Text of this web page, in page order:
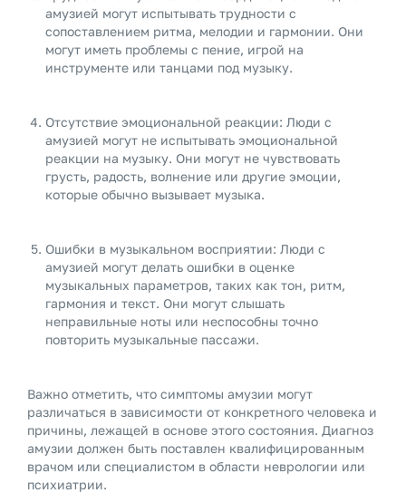
амузией могут испытывать трудности с
сопоставлением ритма, мелодии и гармонии. Они
могут иметь проблемы с пение, игрой на
инструменте или танцами под музыку.
Отсутствие эмоциональной реакции: Люди с
амузией могут не испытывать эмоциональной
реакции на музыку. Они могут не чувствовать
грусть, радость, волнение или другие эмоции,
которые обычно вызывает музыка.
Ошибки в музыкальном восприятии: Люди с
амузией могут делать ошибки в оценке
музыкальных параметров, таких как тон, ритм,
гармония и текст. Они могут слышать
неправильные ноты или неспособны точно
повторить музыкальные пассажи.
Важно отметить, что симптомы амузии могут
различаться в зависимости от конкретного человека и
причины, лежащей в основе этого состояния. Диагноз
амузии должен быть поставлен квалифицированным
врачом или специалистом в области неврологии или
психиатрии.